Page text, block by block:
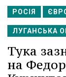
РОСІЯ
ЛУГАНСЬКА
Тука
на